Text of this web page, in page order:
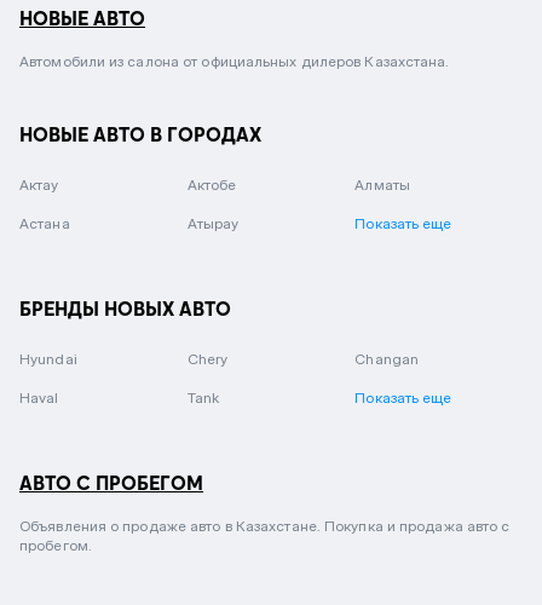
НОВЫЕ АВТО
Автомобили из салона от официальных дилеров Казахстана.
НОВЫЕ АВТО В ГОРОДАХ
Актау Актобе Алматы
Астана Атырау Показать еще
БРЕНДЫ НОВЫХ АВТО
Hyundai Chery Changan
Haval Tank Показать еще
АВТО С ПРОБЕГОМ
Объявления о продаже авто в Казахстане. Покупка и продажа авто с
пробегом.